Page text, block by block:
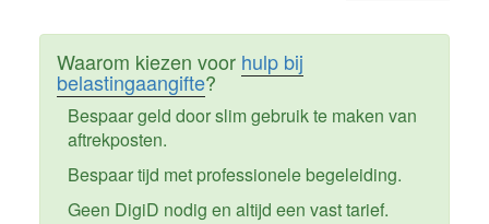
Waarom kiezen voor hulp bij
belastingaangifte?
Bespaar geld door slim gebruik te maken van
aftrekposten.
Bespaar tijd met professionele begeleiding.
Geen DigiD nodig en altijd een vast tarief.